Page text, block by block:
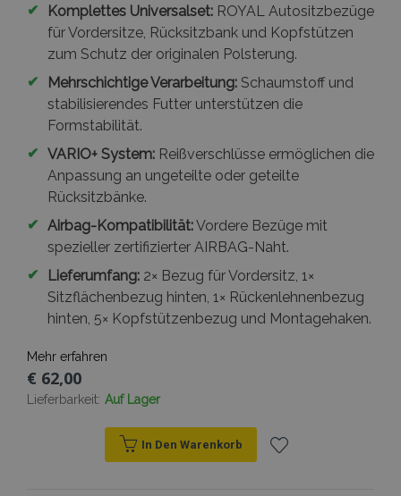
✔ Komplettes Universalset: ROYAL Autositzbezüge
für Vordersitze, Rücksitzbank und Kopfstützen
zum Schutz der originalen Polsterung.
✔
Mehrschichtige Verarbeitung: Schaumstoff und
stabilisierendes Futter unterstützen die
Formstabilität.
✔ VARIO+ System: Reißverschlüsse ermöglichen die
Anpassung an ungeteilte oder geteilte
Rücksitzbänke.
✔ Airbag-Kompatibilität:Vordere Bezüge mit
spezieller zertifizierter AIRBAG-Naht.
✔
Lieferumfang: 2× Bezug für Vordersitz, 1×
Sitzflächenbezug hinten, 1× Rückenlehnenbezug
hinten, 5× Kopfstützenbezug und Montagehaken.
Mehr erfahren
€ 62,00
Lieferbarkeit: Auf Lager
In Den Warenkorb
verwendet.